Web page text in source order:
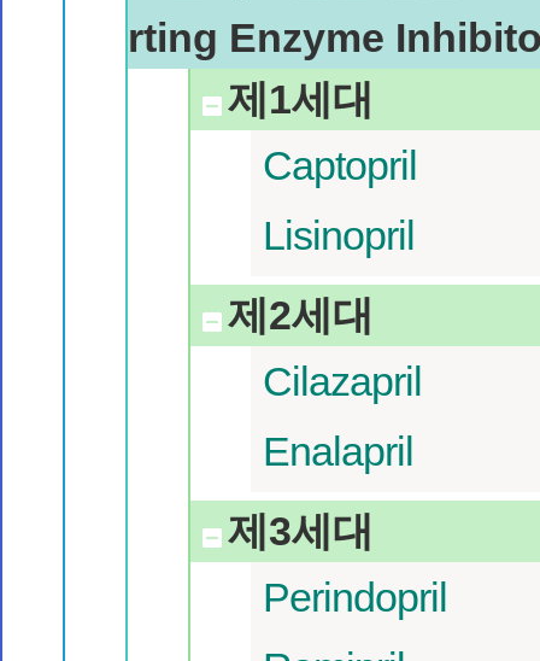
rting Enzyme
제1세대
Captopril
Lisinopril
제2세대
Cilazapril
Enalapril
제3세대
Perindopril